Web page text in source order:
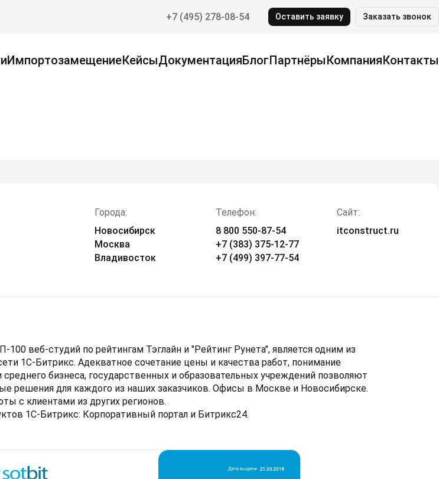
+7 (495) 278-08-54 Оставить заявку Заказать звонок
ИмпортозамещениеКейсыДокументацияБлогПартнёрыКомпанияКонтакты
Города:
Новосибирск
Москва
Владивосток
Телефон:
8 800 550-87-54
+7 (383) 375-12-77
+7 (499) 397-77-54
Сайт:
itconstruct.ru
веб-студий по рейтингам Тэглайн и "Рейтинг Рунета", является одним из
1С-Битрикс. Адекватное сочетание цены и качества работ, понимание
среднего бизнеса, государственных и образовательных учреждений позволяют
решения для каждого из наших заказчиков. Офисы в Москве и Новосибирске.
с клиентами из других регионов.
1С-Битрикс: Корпоративный портал и Битрикс24.